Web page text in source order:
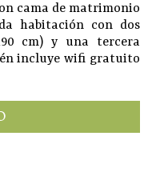
cama de matrimonio
habitación con dos
cm) y una tercera
incluye wifi gratuito